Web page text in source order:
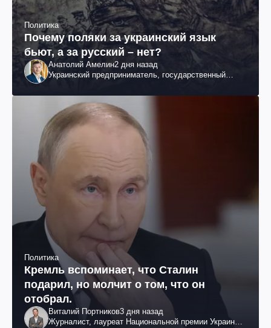
Политика
Почему поляки за украинский язык
бьют, а за русский – нет?
Анатолий Амелин2 дня назад
Украинский предприниматель, государственный
Политика
Кремль вспоминает, что Сталин
подарил, но молчит о том, что он
отобрал.
Виталий Портников3 дня назад
Журналист, лауреат Национальной премии Украины